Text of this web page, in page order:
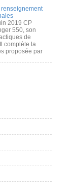
2019 CP
550, son
de
complète la
proposée par